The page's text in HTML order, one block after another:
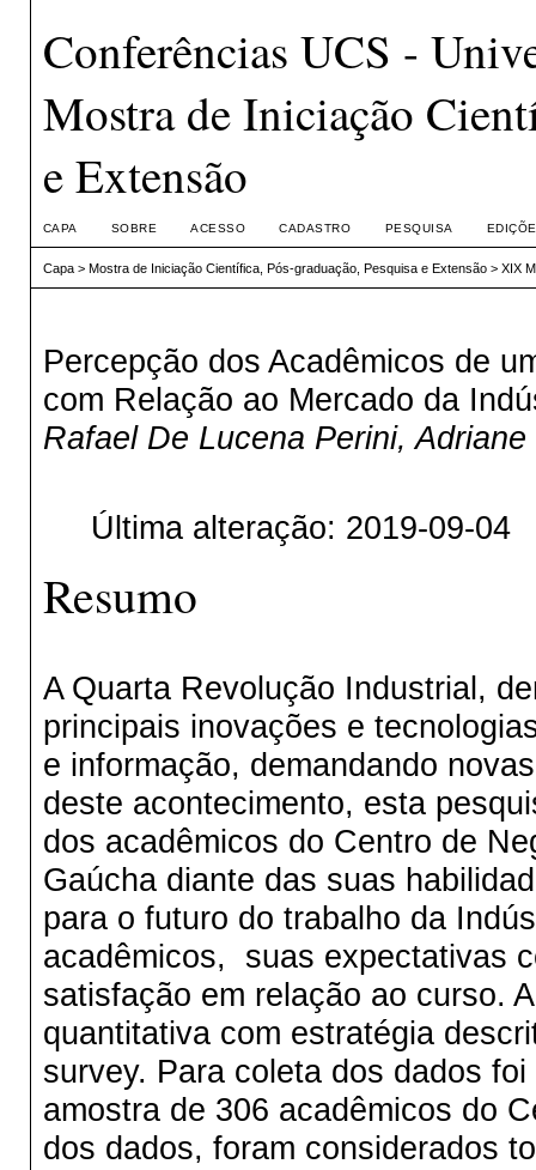
Conferências UCS -
Mostra de Iniciação
e Extensão
CAPA SOBRE ACESSO CADASTRO PESQUISA
Capa> Mostra de Iniciação Científica, Pós-graduação, Pesquisa e Extensão> XIX
Percepção dos Acadêmicos de
com Relação ao Mercado da
Rafael De Lucena Perini,
Última alteração: 2019-09-04
Resumo
A Quarta Revolução Industrial,
principais inovações e
e informação, demandando
deste acontecimento, esta
dos acadêmicos do Centro de
Gaúcha diante das suas
para o futuro do trabalho da
acadêmicos, suas expectativas
satisfação em relação ao curso.
quantitativa com estratégia
survey. Para coleta dos dados
amostra de 306 acadêmicos do
dos dados, foram considerados